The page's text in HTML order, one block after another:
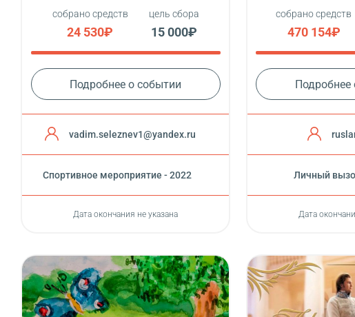
собрано средств
24 530₽
цель сбора
15 000₽
Подробнее о событии
vadim.seleznev1@yandex.ru
Cпортивное мероприятие - 2022
Дата окончания не указана
собрано средств
470 154₽
Подробнее
Личный
Дата